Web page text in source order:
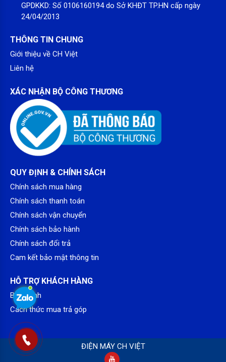
– Máy sấy hỗ trợ nhiều chương trình nhưsấy diệt khuẩn, sấy
nhanh, chống nhăn, sấy khí nóng,sấy khí mát…
*Hình ảnh chỉ mang tính chất minh họa
Công nghệ tiết kiệm điện
Digital Inverter
điện, máy sấy Samsung giúp duy trì hiệu suất ổn định mà vẫn tối
ưu chi phí vận hành.
– Chế độAI Energy Mode
năng tiêu thụ thông minh qua ứng dụng, góp phần giảm tác động
đến hóa đơn điện hàng tháng.
GPDKKD: Số 0106160194 do Sở KHĐT TP.HN cấp ngày
24/04/2013
THÔNG TIN CHUNG
Giới thiệu về CH Việt
Liên hệ
XÁC NHẬN BỘ CÔNG THƯƠNG
QUY ĐỊNH & CHÍNH SÁCH
Chính sách mua hàng
Chính sách thanh toán
Chính sách vận chuyển
Chính sách bảo hành
Chính sách đổi trả
Cam kết bảo mật thông tin
HỖ TRỢ KHÁCH HÀNG
Bảo hành
Cách thức mua trả góp
ĐIỆN MÁY CH VIỆT